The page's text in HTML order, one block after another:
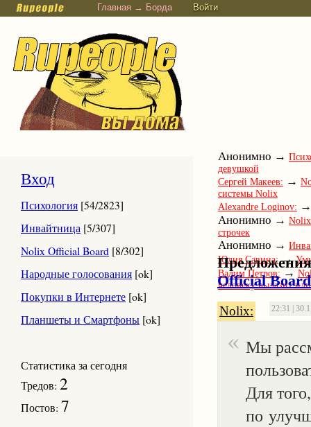
Главная → Борда Войти
Анонимно →
девушкой
Сергей Макеев: →
системы Nolix
Alexandre Loginov:
Анонимно →
строчек
Анонимно →
Юлия Савина:→
Вадим Петров: →
человеку вылазит или
Вход
Психология [54/2823]
Инвайтница [5/307]
Nolix Official Board [8/302]
Народные голосования [ok]
Покупки в Интернете [ok]
Планшеты и Смартфоны [ok]
Статистика за сегодня
Тредов: 2
Постов: 7
Official Board
Nolix: 22:31 |
Мы
Для
по